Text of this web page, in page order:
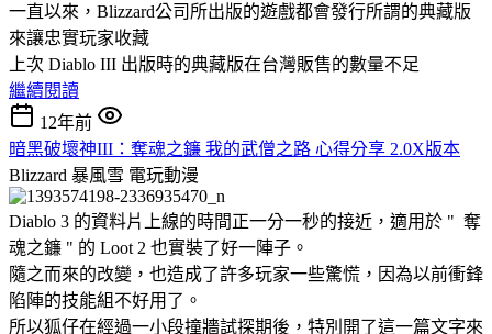
一直以來，Blizzard公司所出版的遊戲都會發行所謂的典藏版
來讓忠實玩家收藏
上次 Diablo III 出版時的典藏版在台灣販售的數量不足
繼續閱讀
12年前
暗黑破壞神III：奪魂之鐮 我的武僧之路 心得分享 2.0X版本
Blizzard 暴風雪 電玩動漫
Diablo 3 的資料片上線的時間正一分一秒的接近，適用於 " 奪
魂之鐮 " 的 Loot 2 也實裝了好一陣子。
隨之而來的改變，也造成了許多玩家一些驚慌，因為以前衝鋒
陷陣的技能組不好用了。
所以狐仔在經過一小段撞牆試探期後，特別開了這一篇文字來